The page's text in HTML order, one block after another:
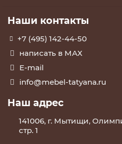
Наши контакты
+7 (495) 142-44-50
написать в МАХ
E-mail
info@mebel-tatyana.ru
Наш адрес
141006, г. Мытищи,
стр. 1